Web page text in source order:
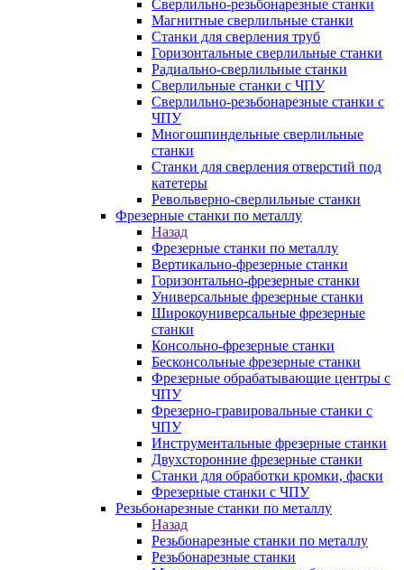
Сверлильно-резьбонарезные станки
Магнитные сверлильные станки
Станки для сверления труб
Горизонтальные сверлильные станки
Радиально-сверлильные станки
Сверлильные станки с ЧПУ
Сверлильно-резьбонарезные станки с
ЧПУ
Многошпиндельные сверлильные
станки
Станки для сверления отверстий под
катетеры
Револьверно-сверлильные станки
Фрезерные станки по металлу
Назад
Фрезерные станки по металлу
Вертикально-фрезерные станки
Горизонтально-фрезерные станки
Универсальные фрезерные станки
Широкоуниверсальные фрезерные
станки
Консольно-фрезерные станки
Бесконсольные фрезерные станки
Фрезерные обрабатывающие центры с
ЧПУ
Фрезерно-гравировальные станки с
ЧПУ
Инструментальные фрезерные станки
Двухсторонние фрезерные станки
Станки для обработки кромки, фаски
Фрезерные станки с ЧПУ
Резьбонарезные станки по металлу
Назад
Резьбонарезные станки по металлу
Резьбонарезные станки